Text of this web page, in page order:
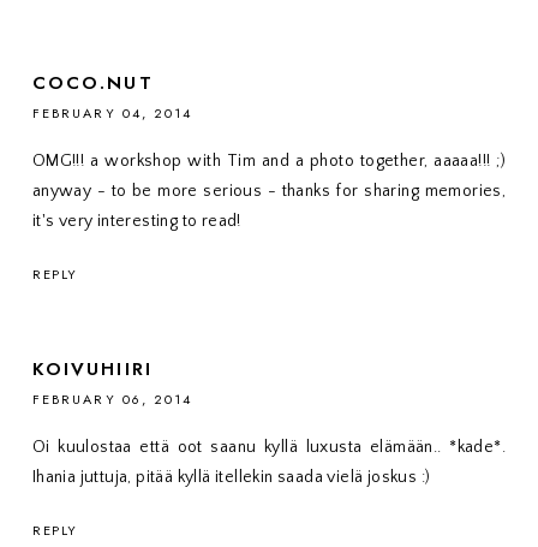
COCO.NUT
FEBRUARY 04, 2014
OMG!!! a workshop with Tim and a photo together, aaaaa!!! ;)
anyway - to be more serious - thanks for sharing memories,
it's very interesting to read!
REPLY
KOIVUHIIRI
FEBRUARY 06, 2014
Oi kuulostaa että oot saanu kyllä luxusta elämään.. *kade*.
Ihania juttuja, pitää kyllä itellekin saada vielä joskus :)
REPLY